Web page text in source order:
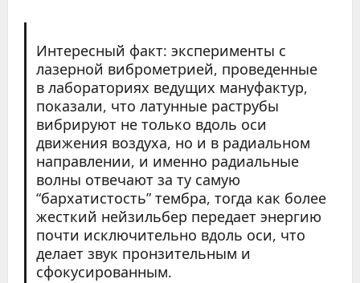
Интересный факт: эксперименты с
лазерной виброметрией, проведенные
в лабораториях ведущих мануфактур,
показали, что латунные раструбы
вибрируют не только вдоль оси
движения воздуха, но и в радиальном
направлении, и именно радиальные
волны отвечают за ту самую
“бархатистость” тембра, тогда как более
жесткий нейзильбер передает энергию
почти исключительно вдоль оси, что
делает звук пронзительным и
сфокусированным.